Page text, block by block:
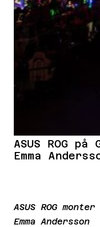
ASUS ROG
Emma
ASUS ROG
Emma Andersson